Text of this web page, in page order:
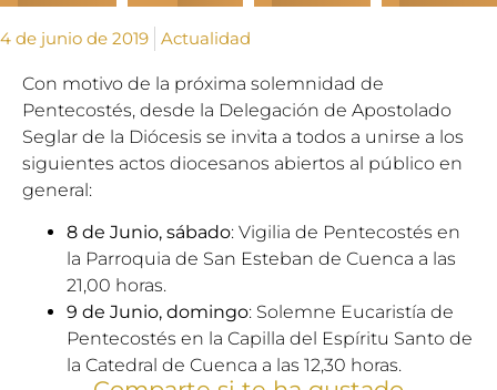
4 de junio de 2019 Actualidad
Con motivo de la próxima solemnidad de
Pentecostés, desde la Delegación de Apostolado
Seglar de la Diócesis se invita a todos a unirse a los
siguientes actos diocesanos abiertos al público en
general:
8 de Junio, sábado: Vigilia de Pentecostés en
la Parroquia de San Esteban de Cuenca a las
21,00 horas.
9 de Junio, domingo: Solemne Eucaristía de
Pentecostés en la Capilla del Espíritu Santo de
la Catedral de Cuenca a las 12,30 horas.